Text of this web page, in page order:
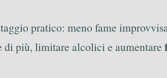
pratico: meno fame
di più, limitare alcolici e aumentare